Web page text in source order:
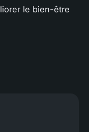
le bien-être